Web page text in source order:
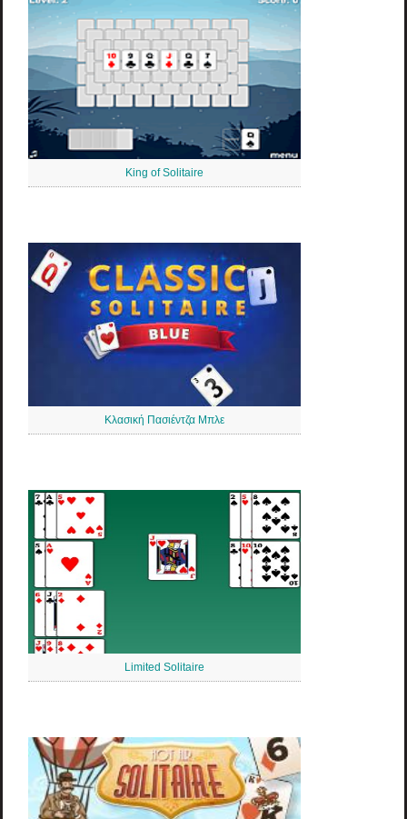
King of Solitaire
Κλασική Πασιέντζα Μπλε
Limited Solitaire